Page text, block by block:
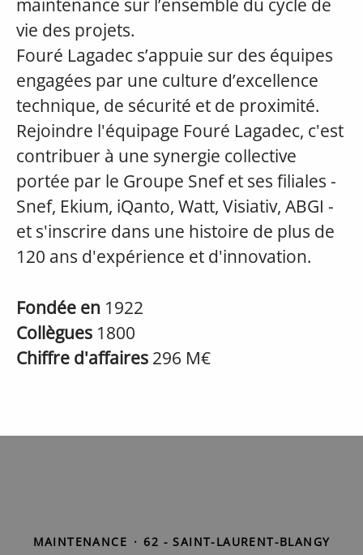
maintenance sur l’ensemble du cycle de
vie des projets.
Fouré Lagadec s’appuie sur des équipes
engagées par une culture d’excellence
technique, de sécurité et de proximité.
Rejoindre l'équipage Fouré Lagadec, c'est
contribuer à une synergie collective
portée par le Groupe Snef et ses filiales -
Snef, Ekium, iQanto, Watt, Visiativ, ABGI -
et s'inscrire dans une histoire de plus de
120 ans d'expérience et d'innovation.
Fondée en 1922
Collègues 1800
Chiffre d'affaires 296 M€
MAINTENANCE · 62 - SAINT-LAURENT-BLANGY